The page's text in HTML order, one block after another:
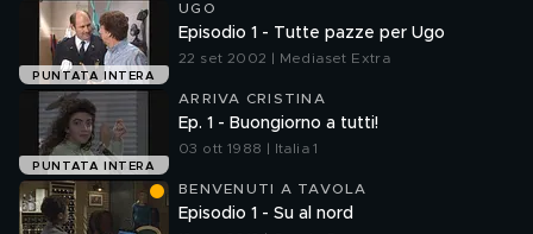
PUNTATA INTERA
UGO
Episodio 1 - Tutte pazze per Ugo
22 set 2002 | Mediaset Extra
PUNTATA INTERA
ARRIVA CRISTINA
Ep. 1 - Buongiorno a tutti!
03 ott 1988 | Italia 1
BENVENUTI A TAVOLA
Episodio 1 - Su al nord